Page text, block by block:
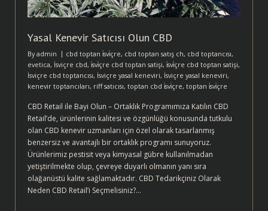
Yasal Kenevir Satıcısı Olun CBD
Byadmin cbd toptan i̇svi̇çre, cbd toptan satış ch, cbd toptancısı,
evetica, İsviçre cbd, i̇svi̇çre cbd toptan satişi, i̇svi̇çre cbd toptan satişi,
İsviçre cbd toptancısı, İsviçre yasal keneviri, İsviçre yasal keneviri,
kenevir toptancıları, riff satıcısı, toptan cbd i̇svi̇çre, toptan i̇svi̇çre
CBD Retail ile Bayi Olun – Ortaklık Programımıza Katılın CBD
Retail’de, ürünlerinin kalitesi ve özgünlüğü konusunda tutkulu
olan CBD kenevir uzmanları için özel olarak tasarlanmış
benzersiz ve avantajlı bir ortaklık programı sunuyoruz.
Ürünlerimiz pestisit veya kimyasal gübre kullanılmadan
yetiştirilmekte olup, çevreye duyarlı olmanın yanı sıra
olağanüstü kalite sağlamaktadır. CBD Tedarikçiniz Olarak
Neden CBD Retail’i Seçmelisiniz?…